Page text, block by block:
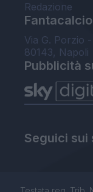
Redazione
Via G. Porzio
80143, Napoli
Pubblicità
Seguici sui